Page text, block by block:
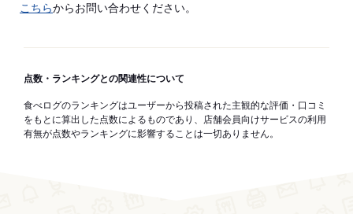
こちらからお問い合わせください。
点数・ランキングとの関連性について
食べログのランキングはユーザーから投稿された主観的な評価・口コミ
をもとに算出した点数によるものであり、店舗会員向けサービスの利用
有無が点数やランキングに影響することは一切ありません。